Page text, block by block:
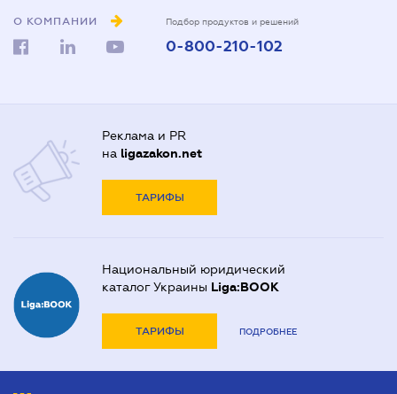
О КОМПАНИИ Подбор продуктов и решений
0-800-210-102
Реклама и PR
на ligazakon.net
ТАРИФЫ
Национальный юридический
каталог Украины Liga:BOOK
ТАРИФЫ ПОДРОБНЕЕ